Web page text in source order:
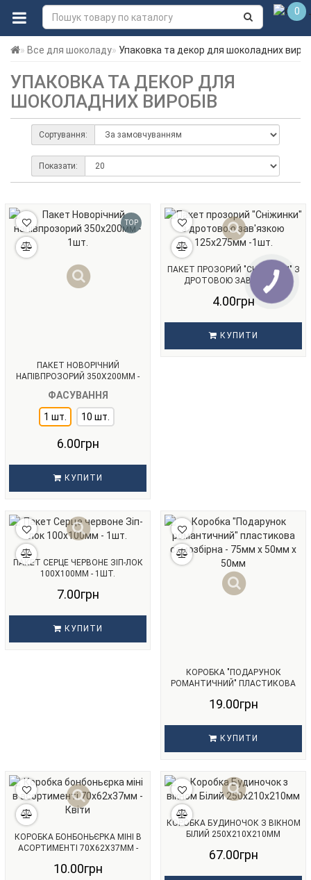
0
Все для шоколаду Упаковка та декор для шоколадних
УПАКОВКА ТА ДЕКОР ДЛЯ
ШОКОЛАДНИХ ВИРОБІВ
Сортування:
Показати:
TOP
ПАКЕТ НОВОРІЧНИЙ
НАПІВПРОЗОРИЙ 350Х200ММ -
ФАСУВАННЯ
1 шт.
10 шт.
6.00грн
КУПИТИ
ПАКЕТ ПРОЗОРИЙ "СНІЖИНКИ" З
ДРОТОВОЮ ЗАВ'ЯЗКОЮ
125Х275ММ -1ШТ.
4.00грн
КУПИТИ
ПАКЕТ СЕРЦЕ ЧЕРВОНЕ ЗІП-ЛОК
100Х100ММ - 1ШТ.
7.00грн
КУПИТИ
КОРОБКА "ПОДАРУНОК
РОМАНТИЧНИЙ" ПЛАСТИКОВА
50ММ
19.00грн
КУПИТИ
КОРОБКА БОНБОНЬЄРКА МІНІ В
АСОРТИМЕНТІ 70Х62Х37ММ -
10.00грн
КОРОБКА БУДИНОЧОК З ВІКНОМ
БІЛИЙ 250Х210Х210ММ
67.00грн